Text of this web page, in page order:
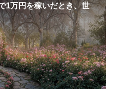
努力が報われない“消耗戦”に
ておきたいブログアフィリエ